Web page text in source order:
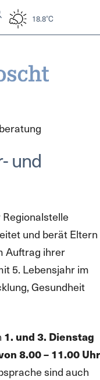
18.8°C
und
und berät Eltern
Auftrag ihrer
5. Lebensjahr im
Gesundheit
1. und 3. Dienstag
8.00 – 11.00 Uhr
sind auch